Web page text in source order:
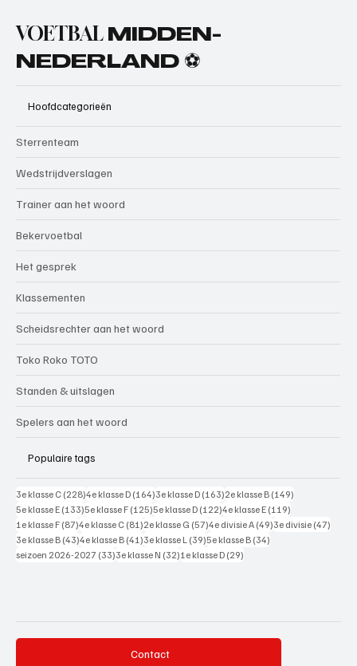
VOETBAL MIDDEN-
NEDERLAND ⚽
Hoofdcategorieën
Sterrenteam
Wedstrijdverslagen
Trainer aan het woord
Bekervoetbal
Het gesprek
Klassementen
Scheidsrechter aan het woord
Toko Roko TOTO
Standen & uitslagen
Spelers aan het woord
Populaire tags
3e klasse C (228)228 posts
4e klasse D (164)164 posts
3e klasse D (163)163 posts
2e klasse B (149)
5e klasse E (133)133 posts
5e klasse F (125)125 posts
5e klasse D (122)122 posts
4e klasse E (119)
1e klasse F (87)87 posts
4e klasse C (81)81 posts
2e klasse G (57)57 posts
4e divisie A (49)49 posts
3e divisie (47)
3e klasse B (43)43 posts
4e klasse B (41)41 posts
3e klasse L (39)39 posts
5e klasse B (34)
seizoen 2026-2027 (33)33 posts
3e klasse N (32)32 posts
1e klasse D (29)
Contact